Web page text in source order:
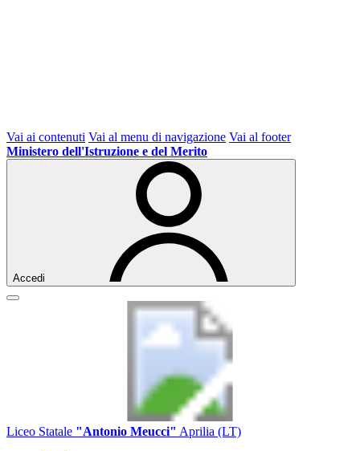
Vai ai contenuti Vai al menu di navigazione Vai al footer
Ministero dell'Istruzione e del Merito
Accedi
Liceo Statale "Antonio Meucci" Aprilia (LT)